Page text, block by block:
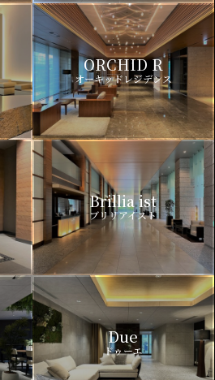
ORCHID R
オーキッドレジデンス
Brillia ist
ブリリアイスト
Due
ドゥーエ